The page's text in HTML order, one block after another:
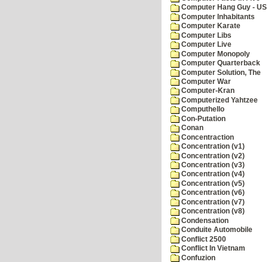
Computer Hang Guy -
Computer Inhabitants
Computer Karate
Computer Libs
Computer Live
Computer Monopoly
Computer Quarterback
Computer Solution, The
Computer War
Computer-Kran
Computerized Yahtzee
Computhello
Con-Putation
Conan
Concentraction
Concentration (v1)
Concentration (v2)
Concentration (v3)
Concentration (v4)
Concentration (v5)
Concentration (v6)
Concentration (v7)
Concentration (v8)
Condensation
Conduite Automobile
Conflict 2500
Conflict In Vietnam
Confuzion